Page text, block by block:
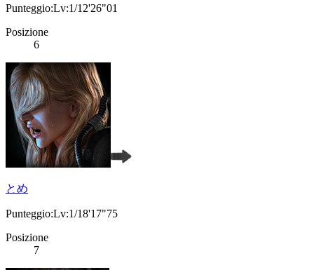
Punteggio:Lv:1/12'26"01
Posizione
6
とめ
Punteggio:Lv:1/18'17"75
Posizione
7